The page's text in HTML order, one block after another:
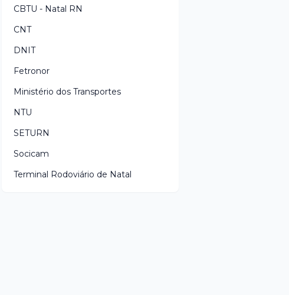
CBTU - Natal RN
CNT
DNIT
Fetronor
Ministério dos Transportes
NTU
SETURN
Socicam
Terminal Rodoviário de Natal